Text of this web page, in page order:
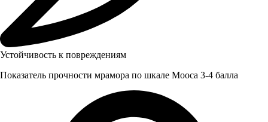
Устойчивость к повреждениям
Показатель прочности мрамора по шкале Мооса 3-4 балла